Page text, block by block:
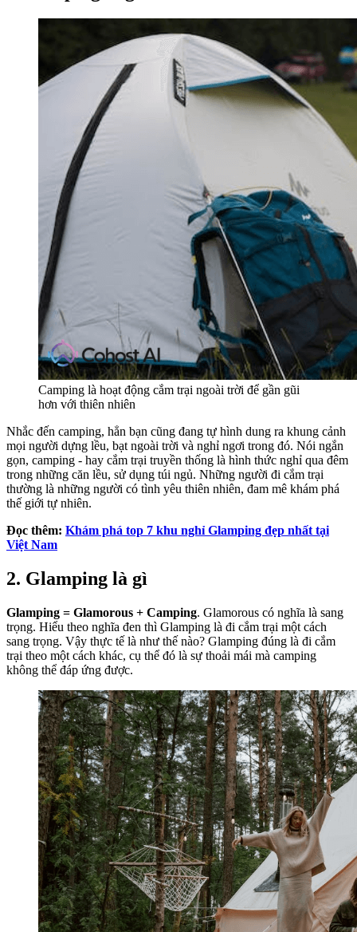
Camping là hoạt động cắm trại ngoài trời để gần gũi
hơn với thiên nhiên
Nhắc đến camping, hẳn bạn cũng đang tự hình dung ra khung cảnh
mọi người dựng lều, bạt ngoài trời và nghỉ ngơi trong đó. Nói ngắn
gọn, camping - hay cắm trại truyền thống là hình thức nghỉ qua đêm
trong những căn lều, sử dụng túi ngủ. Những người đi cắm trại
thường là những người có tình yêu thiên nhiên, đam mê khám phá
thế giới tự nhiên.
Đọc thêm: Khám phá top 7 khu nghỉ Glamping đẹp nhất tại
Việt Nam
2. Glamping là gì
Glamping = Glamorous + Camping. Glamorous có nghĩa là sang
trọng. Hiểu theo nghĩa đen thì Glamping là đi cắm trại một cách
sang trọng. Vậy thực tế là như thế nào? Glamping đúng là đi cắm
trại theo một cách khác, cụ thể đó là sự thoải mái mà camping
không thể đáp ứng được.